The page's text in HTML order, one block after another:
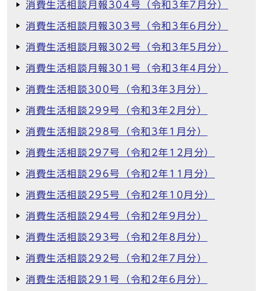
消費生活相談月報304号（令和3年7月分）
消費生活相談月報303号（令和3年6月分）
消費生活相談月報302号（令和3年5月分）
消費生活相談月報301号（令和3年4月分）
消費生活相談300号（令和3年3月分）
消費生活相談299号（令和3年2月分）
消費生活相談298号（令和3年1月分）
消費生活相談297号（令和2年12月分）
消費生活相談296号（令和2年11月分）
消費生活相談295号（令和2年10月分）
消費生活相談294号（令和2年9月分）
消費生活相談293号（令和2年8月分）
消費生活相談292号（令和2年7月分）
消費生活相談291号（令和2年6月分）